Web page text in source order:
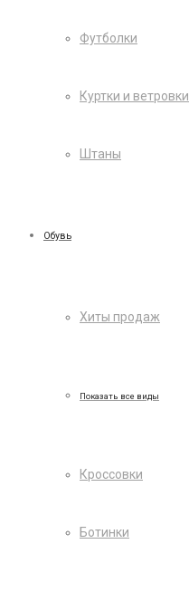
Футболки
Куртки и ветровки
Штаны
Обувь
Хиты продаж
Показать все виды
Кроссовки
Ботинки